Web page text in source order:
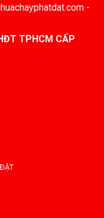
-
TPHCM CẤP